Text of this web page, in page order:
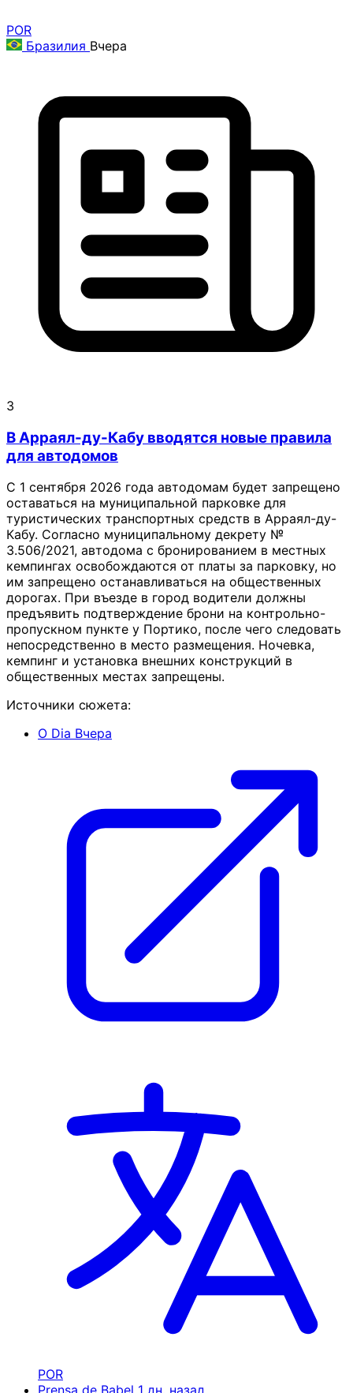
POR
Бразилия Вчера
3
В Арраял-ду-Кабу вводятся новые правила
для автодомов
С 1 сентября 2026 года автодомам будет запрещено
оставаться на муниципальной парковке для
туристических транспортных средств в Арраял-ду-
Кабу. Согласно муниципальному декрету №
3.506/2021, автодома с бронированием в местных
кемпингах освобождаются от платы за парковку, но
им запрещено останавливаться на общественных
дорогах. При въезде в город водители должны
предъявить подтверждение брони на контрольно-
пропускном пункте у Портико, после чего следовать
непосредственно в место размещения. Ночевка,
кемпинг и установка внешних конструкций в
общественных местах запрещены.
Источники сюжета:
O Dia Вчера
POR